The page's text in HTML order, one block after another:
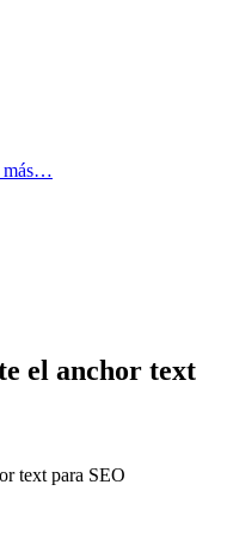
el anchor text
text para SEO